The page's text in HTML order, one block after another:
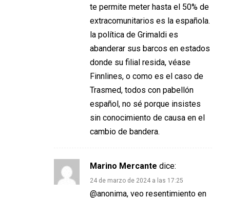
te permite meter hasta el 50% de
extracomunitarios es la española.
la política de Grimaldi es
abanderar sus barcos en estados
donde su filial resida, véase
Finnlines, o como es el caso de
Trasmed, todos con pabellón
español, no sé porque insistes
sin conocimiento de causa en el
cambio de bandera.
Marino Mercante dice:
24 de marzo de 2024 a las 17:25
@anonima, veo resentimiento en